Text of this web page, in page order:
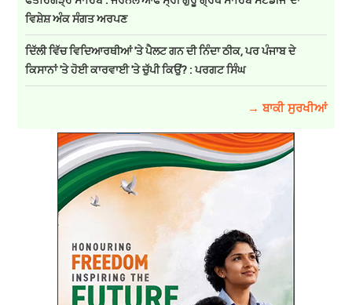
ਵਿਸ਼ੇਸ਼ ਅੰਕ ਸੰਗਤ ਅਰਪਣ
ਦਿੱਲੀ ਵਿੱਚ ਵਿਦਿਆਰਥੀਆਂ 'ਤੇ ਪੈਲਟ ਗਨ ਦੀ ਨਿੰਦਾ ਠੀਕ, ਪਰ ਪੰਜਾਬ ਦੇ
ਕਿਸਾਨਾਂ 'ਤੇ ਹੋਈ ਕਾਰਵਾਈ 'ਤੇ ਚੁੱਪੀ ਕਿਉਂ? : ਪਰਗਟ ਸਿੰਘ
→ ਬਾਕੀ ਸੁਰਖੀਆਂ